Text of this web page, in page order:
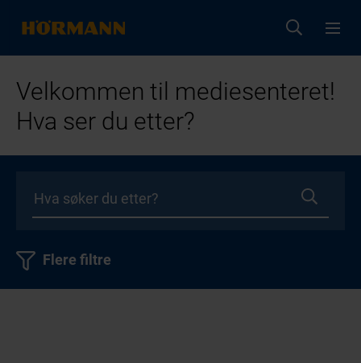
Velkommen til mediesenteret!
Hva ser du etter?
Flere filtre